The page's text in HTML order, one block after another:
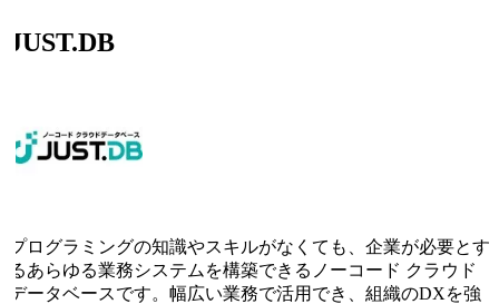
ログラミングの知識やスキルがなくても、企業が必要とす
あらゆる業務システムを構築できるノーコード クラウド
ータベースです。幅広い業務で活用でき、組織のDXを強